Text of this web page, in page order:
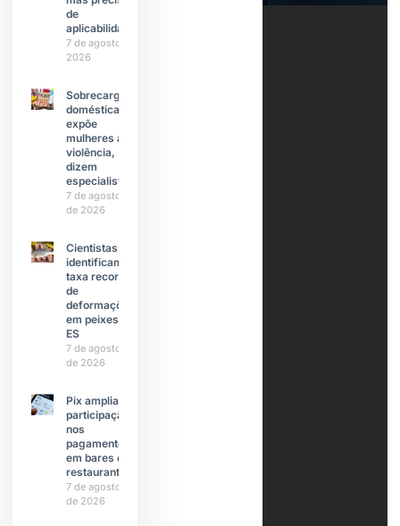
de
aplicabilidade
7 de agosto de
2026
Sobrecarga
doméstica
expõe
mulheres à
violência,
dizem
especialistas
7 de agosto
de 2026
Cientistas
identificam
taxa recorde
de
deformações
em peixes do
ES
7 de agosto
de 2026
Pix amplia
participação
nos
pagamentos
em bares e
restaurantes
7 de agosto
de 2026